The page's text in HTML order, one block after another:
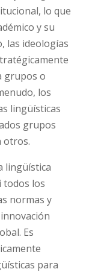
lo que
y su
las ideologías
grupos o
los
lingüísticas
grupos
otros.
lingüística
todos los
normas y
Es
para